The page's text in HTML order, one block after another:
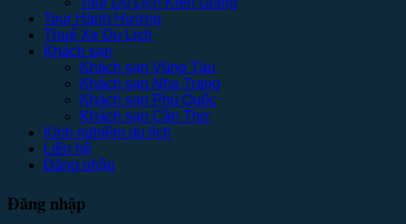
Tour Hành Hương
Thuê Xe Du Lịch
Khách sạn
Khách sạn Vũng Tàu
Khách sạn Nha Trang
Khách sạn Phú Quốc
Khách sạn Cần Thơ
Kinh nghiệm du lịch
Liên hệ
Đăng nhập
Đăng nhập